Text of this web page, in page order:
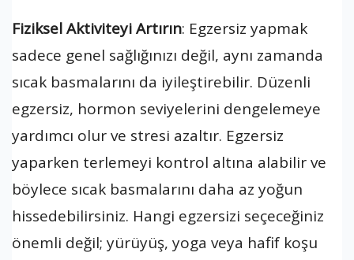
Fiziksel Aktiviteyi Artırın: Egzersiz yapmak
sadece genel sağlığınızı değil, aynı zamanda
sıcak basmalarını da iyileştirebilir. Düzenli
egzersiz, hormon seviyelerini dengelemeye
yardımcı olur ve stresi azaltır. Egzersiz
yaparken terlemeyi kontrol altına alabilir ve
böylece sıcak basmalarını daha az yoğun
hissedebilirsiniz. Hangi egzersizi seçeceğiniz
önemli değil; yürüyüş, yoga veya hafif koşu